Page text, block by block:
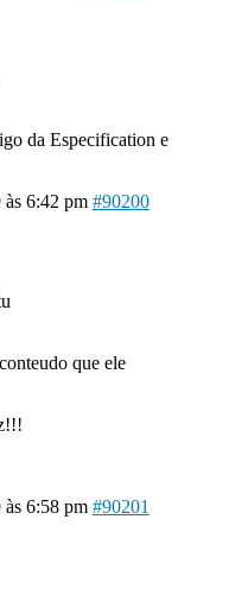
da Especification e
às 6:42 pm #90200
que ele
às 6:58 pm #90201